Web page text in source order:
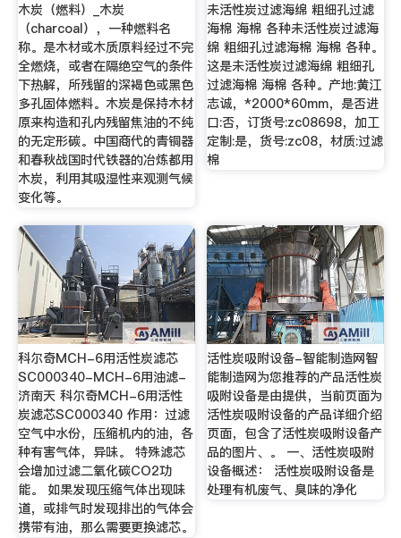
木炭（燃料）_木炭
（charcoal），一种燃料名
称。是木材或木质原料经过不完
全燃烧，或者在隔绝空气的条件
下热解，所残留的深褐色或黑色
多孔固体燃料。木炭是保持木材
原来构造和孔内残留焦油的不纯
的无定形碳。中国商代的青铜器
和春秋战国时代铁器的冶炼都用
木炭，利用其吸湿性来观测气候
变化等。
未活性炭过滤海绵 粗细孔过滤
海棉 海棉 各种未活性炭过滤海
绵 粗细孔过滤海棉 海棉 各种。
这是未活性炭过滤海绵 粗细孔
过滤海棉 海棉 各种。产地:黄江
志诚，*2000*60mm，是否进
口:否，订货号:zc08698，加工
定制:是，货号:zc08，材质:过滤
棉
科尔奇MCH-6用活性炭滤芯
SC000340-MCH-6用油滤-
济南天 科尔奇MCH-6用活性
炭滤芯SC000340 作用：过滤
空气中水份，压缩机内的油，各
种有害气体，异味。 特殊滤芯
会增加过滤二氧化碳CO2功
能。 如果发现压缩气体出现味
道，或排气时发现排出的气体会
携带有油，那么需要更换滤芯。
活性炭吸附设备-智能制造网智
能制造网为您推荐的产品活性炭
吸附设备是由提供，当前页面为
活性炭吸附设备的产品详细介绍
页面，包含了活性炭吸附设备产
品的图片、。 一、活性炭吸附
设备概述： 活性炭吸附设备是
处理有机废气、臭味的净化